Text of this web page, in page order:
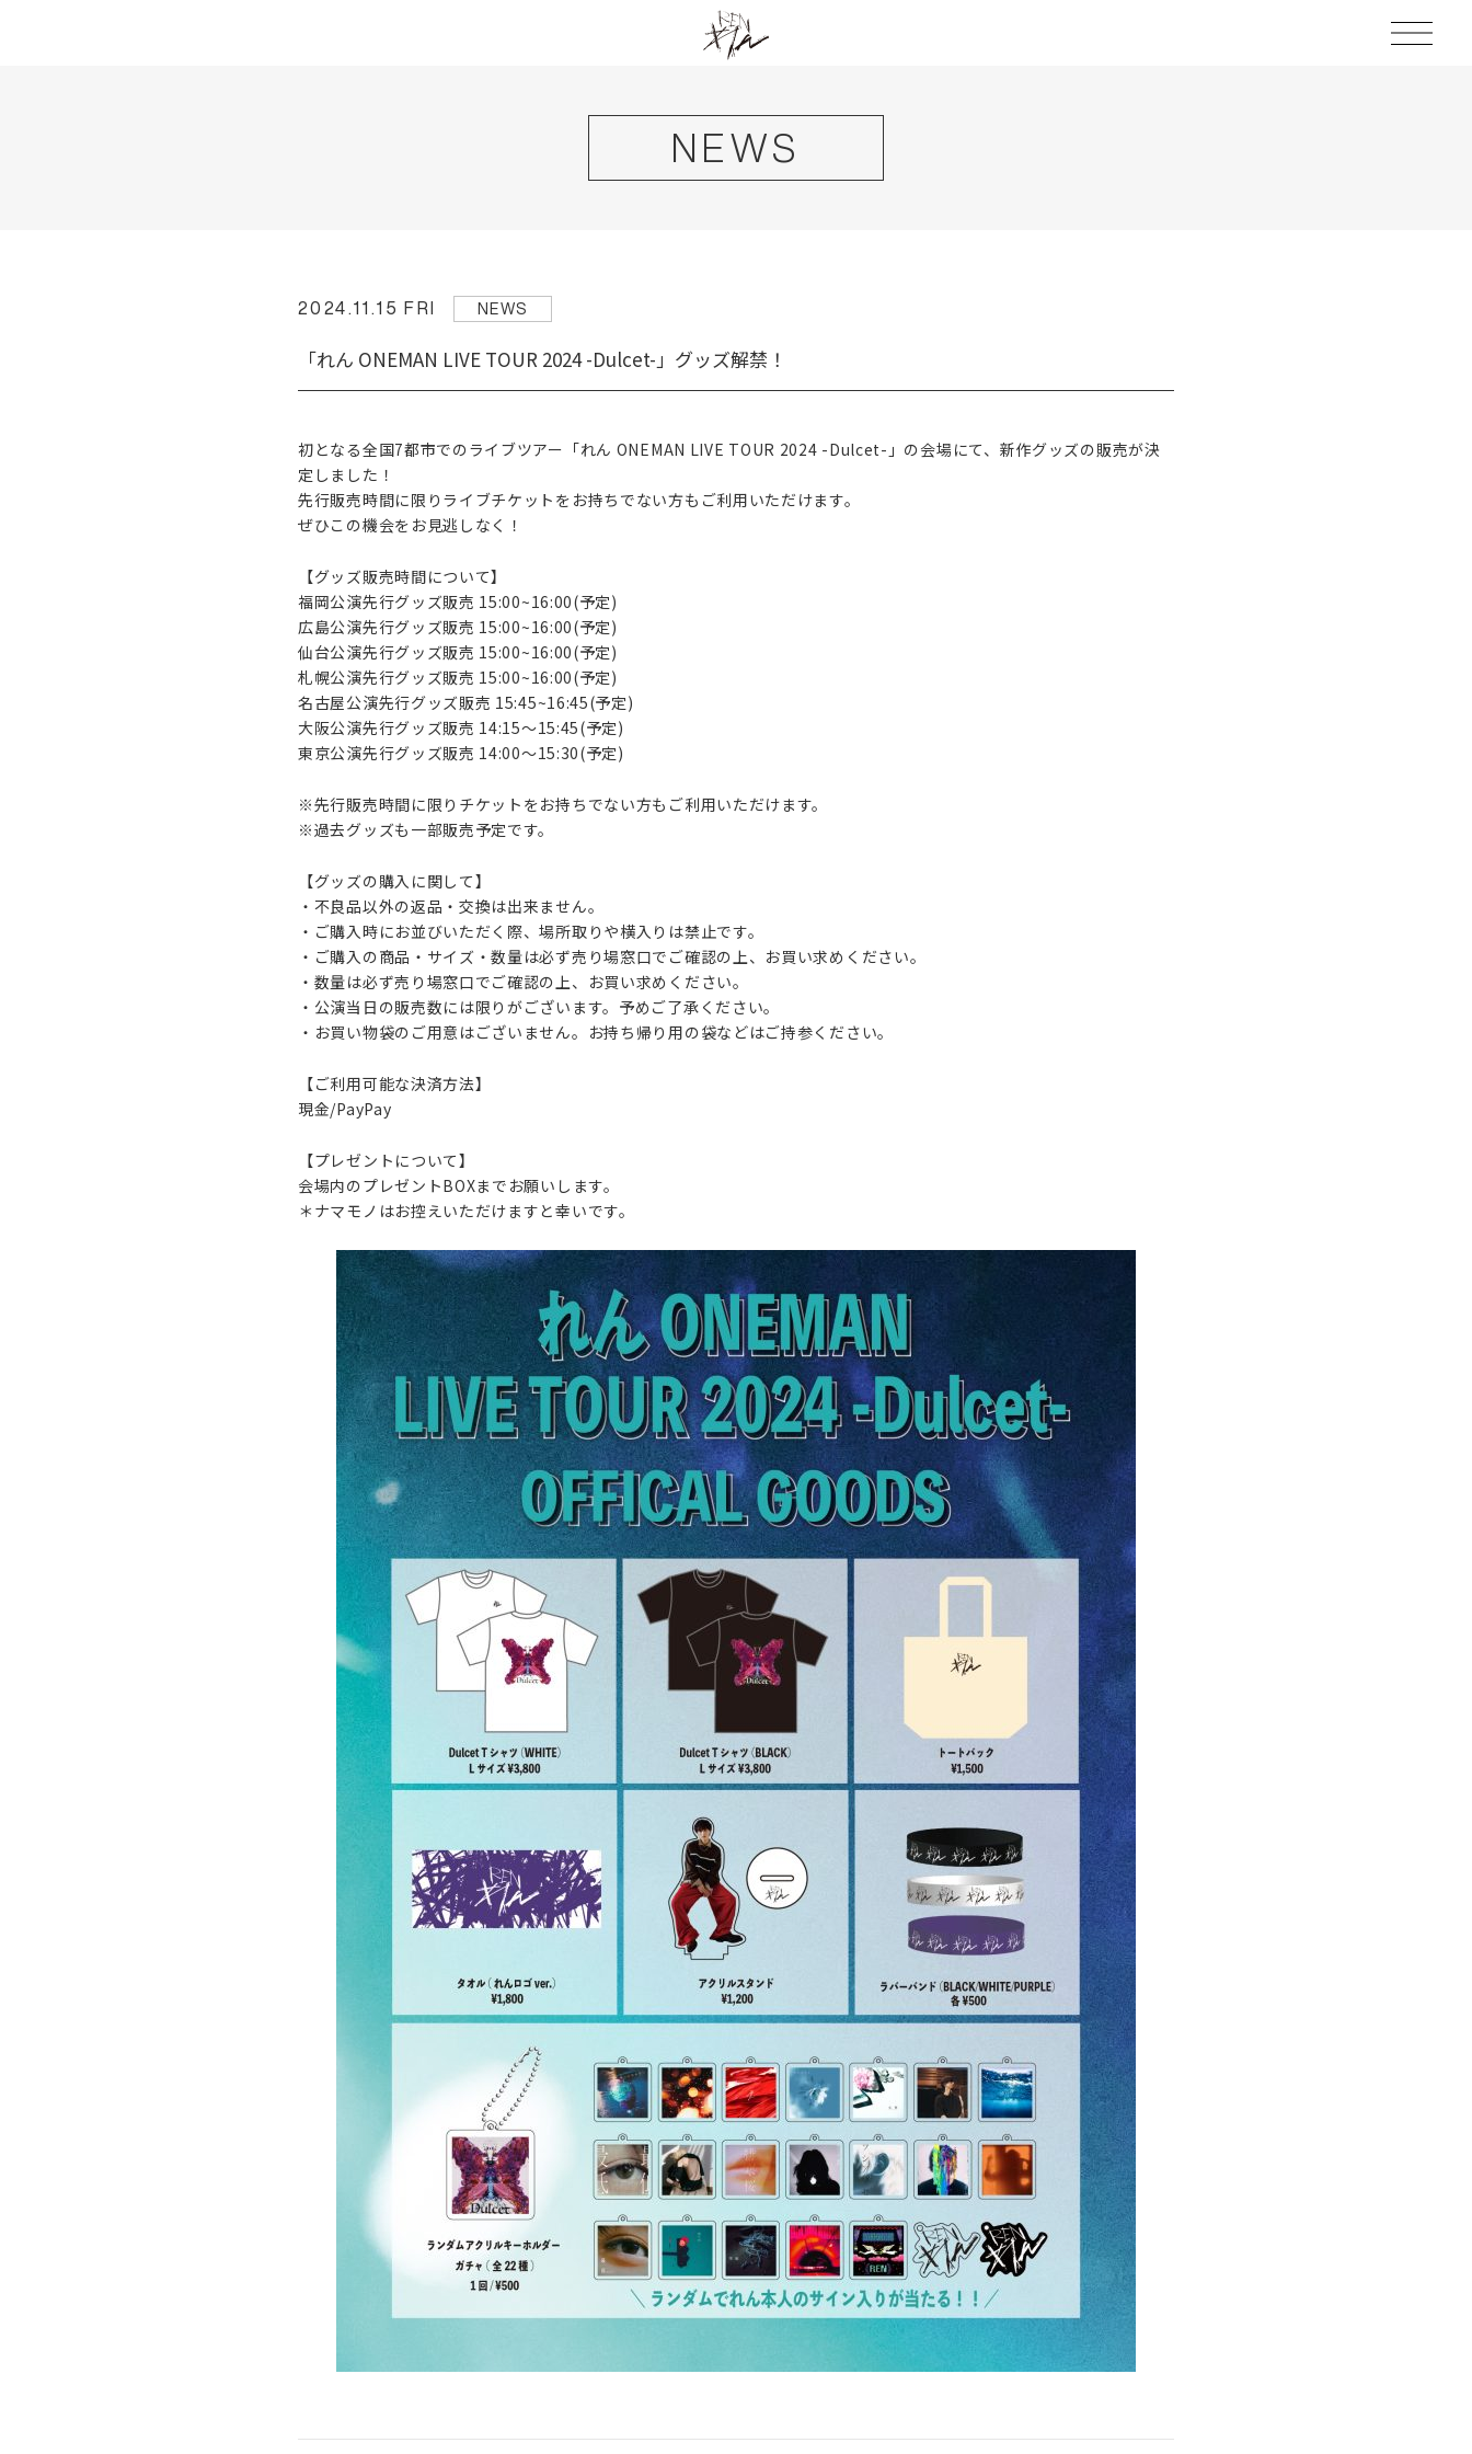
LIVE
DISCOGRAPHY
VIDEO
PROFILE
GOODS
CONTACT
NEWS
2024.11.15 FRI NEWS
「れん ONEMAN LIVE TOUR 2024 -Dulcet-」グッズ解禁！
初となる全国7都市でのライブツアー「れん ONEMAN LIVE TOUR 2024 -Dulcet-」の会場にて、新作グッズの販売が決
定しました！
先行販売時間に限りライブチケットをお持ちでない方もご利用いただけます。
ぜひこの機会をお見逃しなく！
【グッズ販売時間について】
福岡公演先行グッズ販売 15:00~16:00(予定)
広島公演先行グッズ販売 15:00~16:00(予定)
仙台公演先行グッズ販売 15:00~16:00(予定)
札幌公演先行グッズ販売 15:00~16:00(予定)
名古屋公演先行グッズ販売 15:45~16:45(予定)
大阪公演先行グッズ販売 14:15〜15:45(予定)
東京公演先行グッズ販売 14:00〜15:30(予定)
※先行販売時間に限りチケットをお持ちでない方もご利用いただけます。
※過去グッズも一部販売予定です。
【グッズの購入に関して】
・不良品以外の返品・交換は出来ません。
・ご購入時にお並びいただく際、場所取りや横入りは禁止です。
・ご購入の商品・サイズ・数量は必ず売り場窓口でご確認の上、お買い求めください。
・数量は必ず売り場窓口でご確認の上、お買い求めください。
・公演当日の販売数には限りがございます。予めご了承ください。
・お買い物袋のご用意はございません。お持ち帰り用の袋などはご持参ください。
【ご利用可能な決済方法】
現金/PayPay
【プレゼントについて】
会場内のプレゼントBOXまでお願いします。
＊ナマモノはお控えいただけますと幸いです。